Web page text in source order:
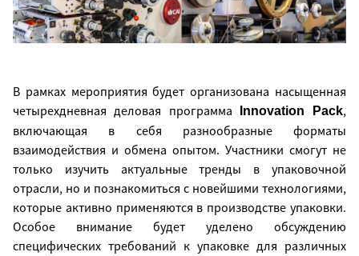
В рамках мероприятия будет организована насыщенная
четырехдневная деловая программа
Innovation Pack,
включающая в себя разнообразные форматы
взаимодействия и обмена опытом. Участники смогут не
только изучить актуальные тренды в упаковочной
отрасли, но и познакомиться с новейшими технологиями,
которые активно применяются в производстве упаковки.
Особое внимание будет уделено обсуждению
специфических требований к упаковке для различных